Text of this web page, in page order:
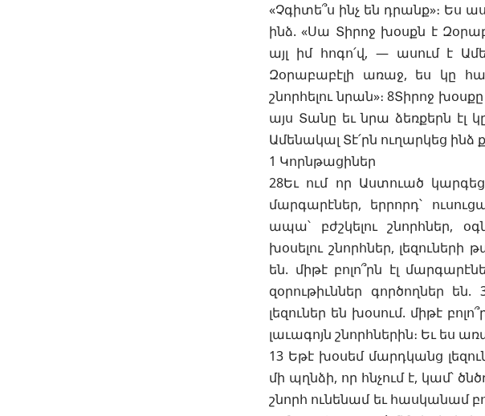
«Չգիտե՞ս ինչ են դրանք»։ Ես
ինձ. «Սա Տիրոջ խօսքն է
այլ իմ հոգո՛վ, — ասում է
Զօրաբաբէլի առաջ, ես կը
շնորհելու նրան»։ 8Տիրոջ
այս Տանը եւ նրա ձեռքերն
Ամենակալ Տէ՛րն ուղարկեց ինձ
1 Կորնթացիներ
28Եւ ում որ Աստուած
մարգարէներ, երրորդ՝
ապա՝ բժշկելու շնորհներ,
խօսելու շնորհներ, լեզուների
են. միթէ բոլո՞րն էլ
զօրութիւններ գործողներ են.
լեզուներ են խօսում. միթէ
լաւագոյն շնորհներին։ Եւ ես
13 Եթէ խօսեմ մարդկանց
մի պղնձի, որ հնչում է, կամ՝
շնորհ ունենամ եւ հասկանամ